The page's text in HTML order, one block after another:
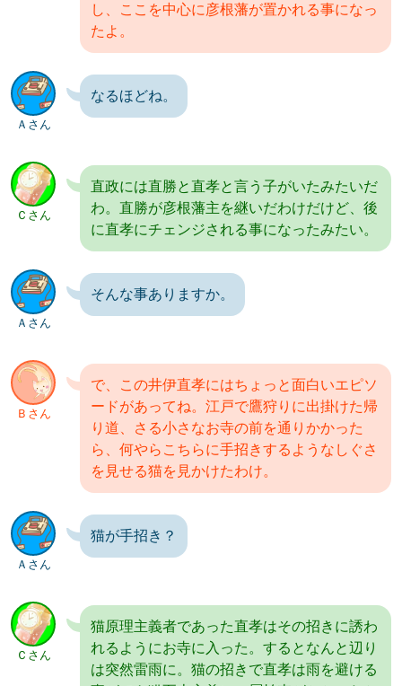
し、ここを中心に彦根藩が置かれる事になっ
たよ。
Ａさん
なるほどね。
Ｃさん
直政には直勝と直孝と言う子がいたみたいだ
わ。直勝が彦根藩主を継いだわけだけど、後
に直孝にチェンジされる事になったみたい。
Ａさん
そんな事ありますか。
Ｂさん
で、この井伊直孝にはちょっと面白いエピソ
ードがあってね。江戸で鷹狩りに出掛けた帰
り道、さる小さなお寺の前を通りかかった
ら、何やらこちらに手招きするようなしぐさ
を見せる猫を見かけたわけ。
Ａさん
猫が手招き？
Ｃさん
猫原理主義者であった直孝はその招きに誘わ
れるようにお寺に入った。するとなんと辺り
は突然雷雨に。猫の招きで直孝は雨を避ける